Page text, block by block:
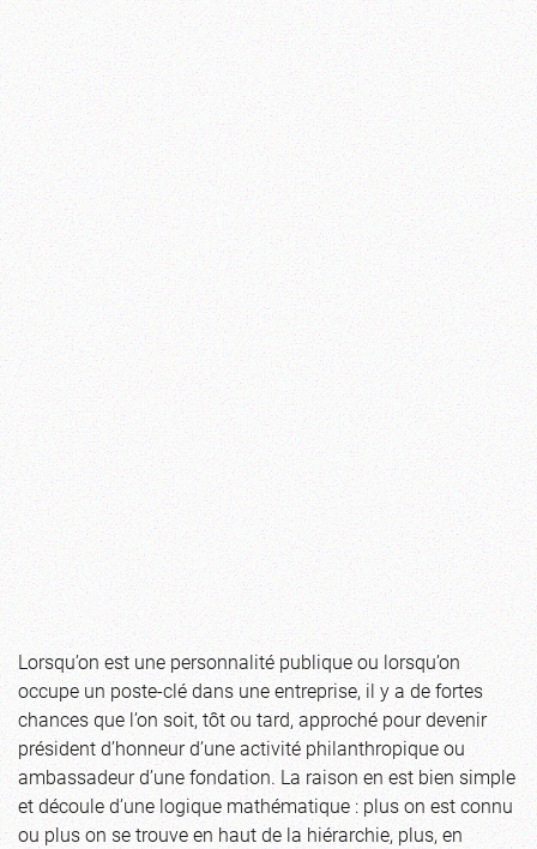
Lorsqu’on est une personnalité publique ou lorsqu’on
occupe un poste-clé dans une entreprise, il y a de fortes
chances que l’on soit, tôt ou tard, approché pour devenir
président d’honneur d’une activité philanthropique ou
ambassadeur d’une fondation. La raison en est bien simple
et découle d’une logique mathématique : plus on est connu
ou plus on se trouve en haut de la hiérarchie, plus, en